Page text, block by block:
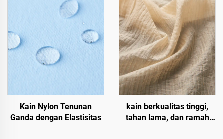
Kain Nylon Tenunan
Ganda dengan Elastisitas
kain berkualitas tinggi,
tahan lama, dan ramah